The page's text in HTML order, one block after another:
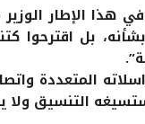
هذا الإطار
بل
المتعددة
التنسيق ولا